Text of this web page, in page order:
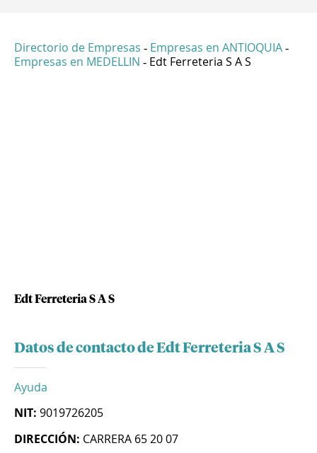
Directorio de Empresas - Empresas en ANTIOQUIA -
Empresas en MEDELLIN - Edt Ferreteria S A S
Edt Ferreteria S A S
Datos de contacto de Edt Ferreteria S A S
Ayuda
NIT: 9019726205
DIRECCIÓN: CARRERA 65 20 07